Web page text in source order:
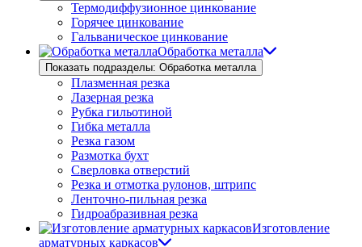
Термодиффузионное цинкование
Горячее цинкование
Гальваническое цинкование
Обработка металла
Показать подразделы: Обработка металла
Плазменная резка
Лазерная резка
Рубка гильотиной
Гибка металла
Резка газом
Размотка бухт
Сверловка отверстий
Резка и отмотка рулонов, штрипс
Ленточно-пильная резка
Гидроабразивная резка
Изготовление
арматурных каркасов